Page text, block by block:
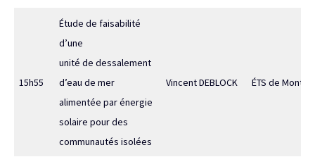
15h55
Étude de faisabilité
d’une
unité de dessalement
d’eau de mer
alimentée par énergie
solaire pour des
communautés isolées
Vincent DEBLOCK ÉTS de